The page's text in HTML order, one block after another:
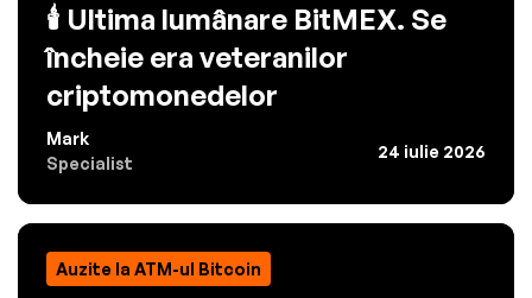
🕯️ Ultima lumânare BitMEX. Se
încheie era veteranilor
criptomonedelor
Mark
Specialist
24 iulie 2026
Auzite la ATM-ul Bitcoin